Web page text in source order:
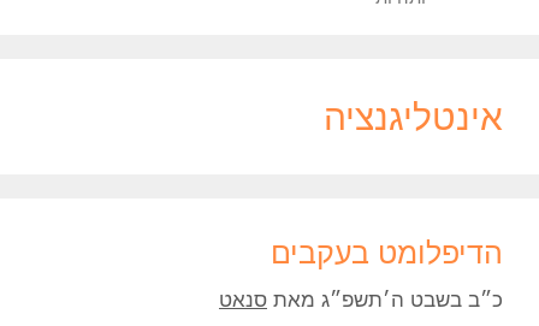
אינטליגנציה
הדיפלומט בעקבים
כ״ב בשבט ה׳תשפ״ג מאת סנאט